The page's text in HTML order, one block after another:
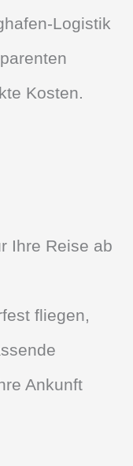
Logistik
Kosten.
Ihre Reise ab
fliegen,
Ankunft